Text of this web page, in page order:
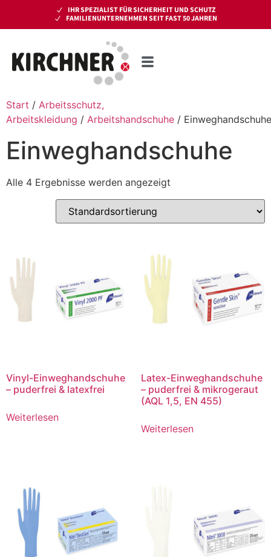
IHR SPEZIALIST FÜR SICHERHEIT UND SCHUTZ
FAMILIENUNTERNEHMEN SEIT FAST 50 JAHREN
Start / Arbeitsschutz,
Arbeitskleidung / Arbeitshandschuhe / Einweghandschuhe
Einweghandschuhe
Alle 4 Ergebnisse werden angezeigt
Vinyl-Einweghandschuhe
– puderfrei & latexfrei
Weiterlesen
Latex-Einweghandschuhe
– puderfrei & mikrogeraut
(AQL 1,5, EN 455)
Weiterlesen